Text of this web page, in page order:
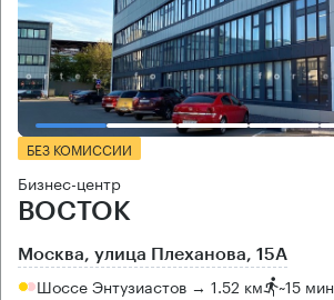
БЕЗ КОМИССИИ
Бизнес-центр
ВОСТОК
Москва, улица Плеханова, 15А
Шоссе Энтузиастов → 1.52 км ~15 мин